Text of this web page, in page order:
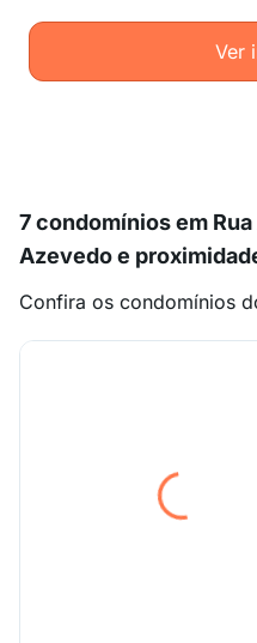
Ver
7 condomínios em
Azevedo e
Confira os condomínios